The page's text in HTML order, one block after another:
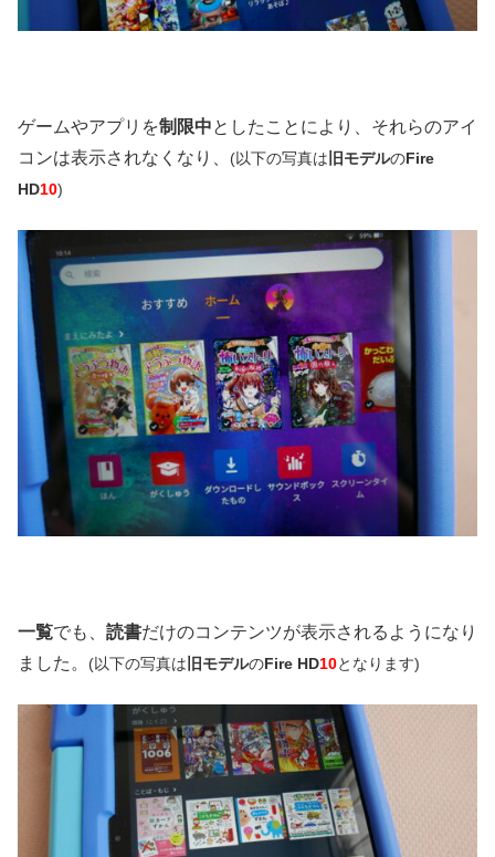
ゲームやアプリを制限中としたことにより、それらのアイ
コンは表示されなくなり、 (以下の写真は 旧モデルのFire
HD10)
一覧でも、 読書だけのコンテンツが表示されるようになり
ました。 (以下の写真は 旧モデルのFire HD10となります)